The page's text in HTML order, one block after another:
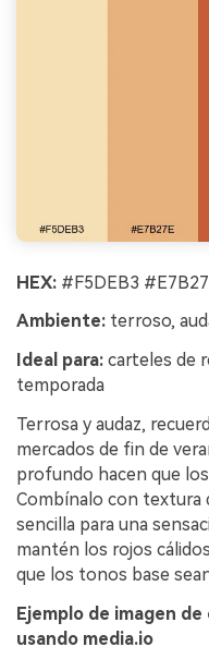
HEX: #F5DEB3
Ambiente: terroso,
Ideal para: carteles de
temporada
Terrosa y audaz,
mercados de fin de
profundo hacen que
Combínalo con textura
sencilla para una
mantén los rojos
que los tonos base
Ejemplo de imagen
usando media.io
Crea